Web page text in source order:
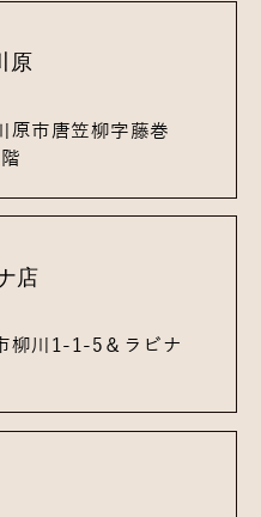
原
原市唐笠柳字藤巻
店
柳川1-1-5 ＆ラビナ